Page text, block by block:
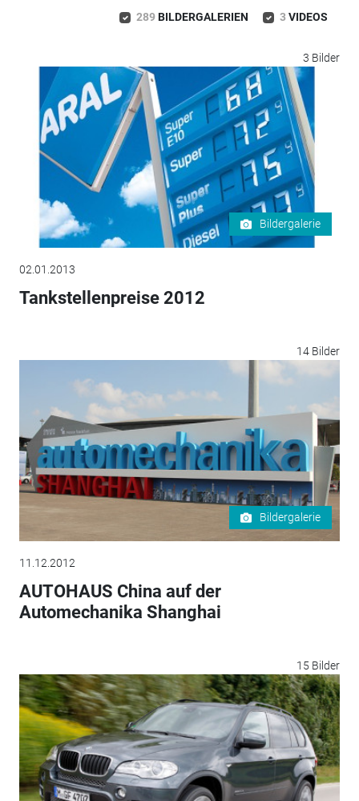
289BILDERGALERIEN 3 VIDEOS
3 Bilder
Bildergalerie
02.01.2013
Tankstellenpreise 2012
14 Bilder
Bildergalerie
11.12.2012
AUTOHAUS China auf der
Automechanika Shanghai
15 Bilder